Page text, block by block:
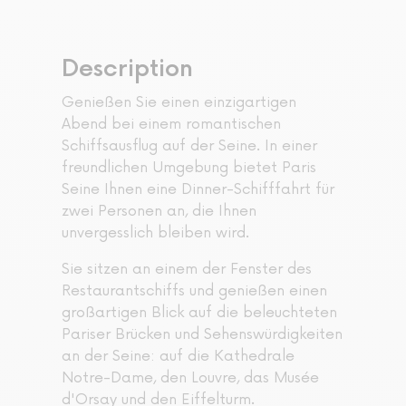
Description
Genießen Sie einen einzigartigen
Abend bei einem romantischen
Schiffsausflug auf der Seine. In einer
freundlichen Umgebung bietet Paris
Seine Ihnen eine Dinner-Schifffahrt für
zwei Personen an, die Ihnen
unvergesslich bleiben wird.
Sie sitzen an einem der Fenster des
Restaurantschiffs und genießen einen
großartigen Blick auf die beleuchteten
Pariser Brücken und Sehenswürdigkeiten
an der Seine: auf die Kathedrale
Notre-Dame, den Louvre, das Musée
d'Orsay und den Eiffelturm.